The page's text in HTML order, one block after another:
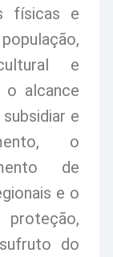
físicas e
e
o alcance
e
o
de
e o
proteção,
do